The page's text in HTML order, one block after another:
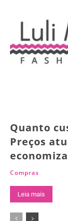
Quanto
Preços
Compras
Leia mais